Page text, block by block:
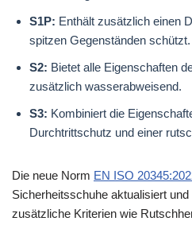
S1P: Enthält zusätzlich einen
spitzen Gegenständen schützt.
S2: Bietet alle Eigenschaften
zusätzlich wasserabweisend.
S3: Kombiniert die
Durchtrittschutz und einer
Die neue Norm EN ISO
Sicherheitsschuhe aktualisiert
zusätzliche Kriterien wie